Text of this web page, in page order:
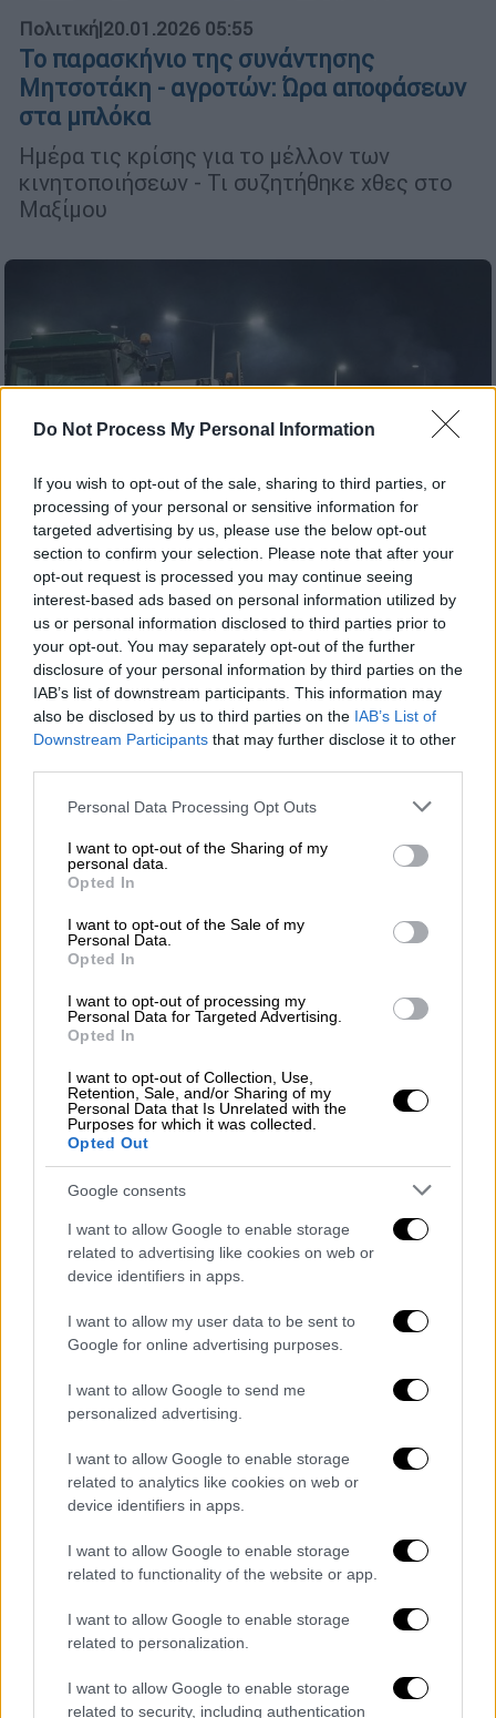
Do Not Process My Personal Information
If you wish to opt-out of the sale, sharing to third parties, or
processing of your personal or sensitive information for
targeted advertising by us, please use the below opt-out
section to confirm your selection. Please note that after your
opt-out request is processed you may continue seeing
interest-based ads based on personal information utilized by
us or personal information disclosed to third parties prior to
your opt-out. You may separately opt-out of the further
disclosure of your personal information by third parties on the
IAB’s list of downstream participants. This information may
also be disclosed by us to third parties on the IAB’s List of
Downstream Participants that may further disclose it to other
Please note that this website/app uses one or more Google
not limited to your visit or usage behaviour. You may click to
grant or deny consent to Google and its third-party tags to
use your data for below specified purposes in below Google
consent section.
Personal Data Processing Opt Outs
I want to opt-out of the Sharing of my
personal data.
Opted In
I want to opt-out of the Sale of my
Personal Data.
Opted In
I want to opt-out of processing my
Personal Data for Targeted Advertising.
Opted In
I want to opt-out of Collection, Use,
Retention, Sale, and/or Sharing of my
Personal Data that Is Unrelated with the
Purposes for which it was collected.
Opted Out
Google consents
I want to allow Google to enable storage
related to advertising like cookies on web or
device identifiers in apps.
I want to allow my user data to be sent to
Google for online advertising purposes.
I want to allow Google to send me
personalized advertising.
I want to allow Google to enable storage
related to analytics like cookies on web or
device identifiers in apps.
I want to allow Google to enable storage
related to functionality of the website or app.
I want to allow Google to enable storage
related to personalization.
I want to allow Google to enable storage
related to security, including authentication
Πολιτική|20.01.2026 05:55
Το παρασκήνιο της συνάντησης
Μητσοτάκη - αγροτών: Ώρα αποφάσεων
στα μπλόκα
Ημέρα τις κρίσης για το μέλλον των
κινητοποιήσεων - Τι συζητήθηκε χθες στο
Μαξίμου
Ελλάδα|19.01.2026 22:11
Στα μπλόκα των αγροτών οι αποφάσεις
μετά τη συνάντηση με Μητσοτάκη - Τα
πρώτα μηνύματα που στέλνουν
Αγρότες, κτηνοτρόφοι, αλιείς και
μελισσοκόμοι εκφράζουν τη δυσαρέσκειά
τους από την έκβαση της συνάντησης - Το
μέλλον των κινητοποιήσεων
Πολιτική|19.01.2026 20:43
Μητσοτάκης για αγρότες: Έτοιμος να
διαχειριστώ οποιαδήποτε άλλη
κατάσταση - Δεν μπορούν να
συνεχιστούν τα μπλόκα
«Προτιμώ να είμαι ενίοτε δυσάρεστος και
να πω ξεκάθαρα ότι κάποιες από τις
ικανοποιηθούν»